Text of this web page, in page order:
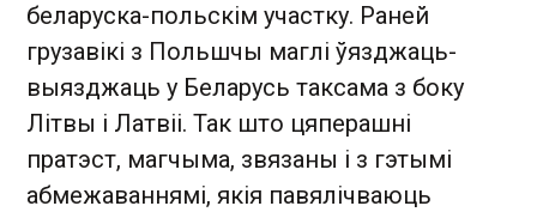
беларуска-польскім участку. Раней
грузавікі з Польшчы маглі ўязджаць-
выязджаць у Беларусь таксама з боку
Літвы і Латвіі. Так што цяперашні
пратэст, магчыма, звязаны і з гэтымі
абмежаваннямі, якія павялічваюць